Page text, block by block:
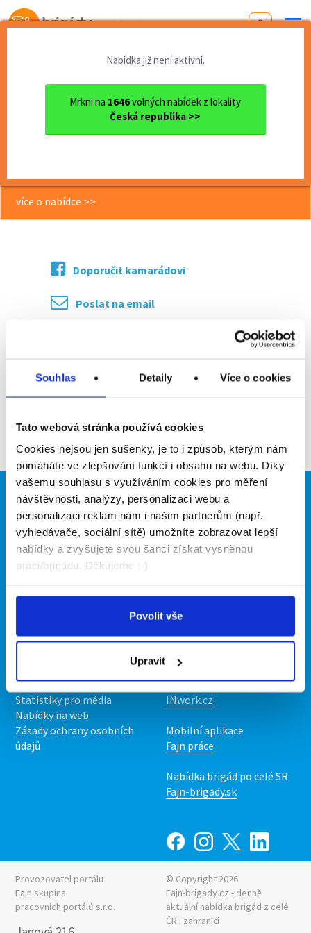
Souhlas Detaily Více o cookies
Tato webová stránka používá cookies
Cookies nejsou jen sušenky, je to i způsob, kterým nám
pomáháte ve zlepšování funkcí i obsahu na webu. Díky
vašemu souhlasu s využíváním cookies pro měření
návštěvnosti, analýzy, personalizaci webu a
personalizaci reklam nám i našim partnerům (např.
vyhledávače, sociální sítě) umožníte zobrazovat lepší
nabídky a zvyšujete svou šanci získat vysněnou
práci/brigádu. Děkujeme :-)
Povolit vše
Upravit
Od první brigády
Nabídka již není aktivní.
Mrkni na 1646volných nabídek z lokality
Česká republika >>
Pardubický kraj
okres Pardubice
Pardubice
DPP - Úklidový pracovník - ...
DPP - Úklidový pracovník -
více o nabídce >>
Doporučit kamarádovi
Poslat na email
Zpět
Brigádníci
Články
Hledané brigády
Firmy
Vložit inzerát
Ceník
Kontakt
Upravit předvolby cookies
Statistiky pro média
Nabídky na web
Zásady ochrany osobních
údajů
Naše další projekty
Mobilní aplikace
Nabídka práce z celé ČR
INwork.cz
Mobilní aplikace
Fajn práce
Nabídka brigád po celé SR
Fajn-brigady.sk
Provozovatel portálu
Fajn skupina
pracovních portálů s.r.o.
© Copyright 2026
Fajn-brigady.cz - denně
aktuální nabídka brigád z celé
ČR i zahraničí